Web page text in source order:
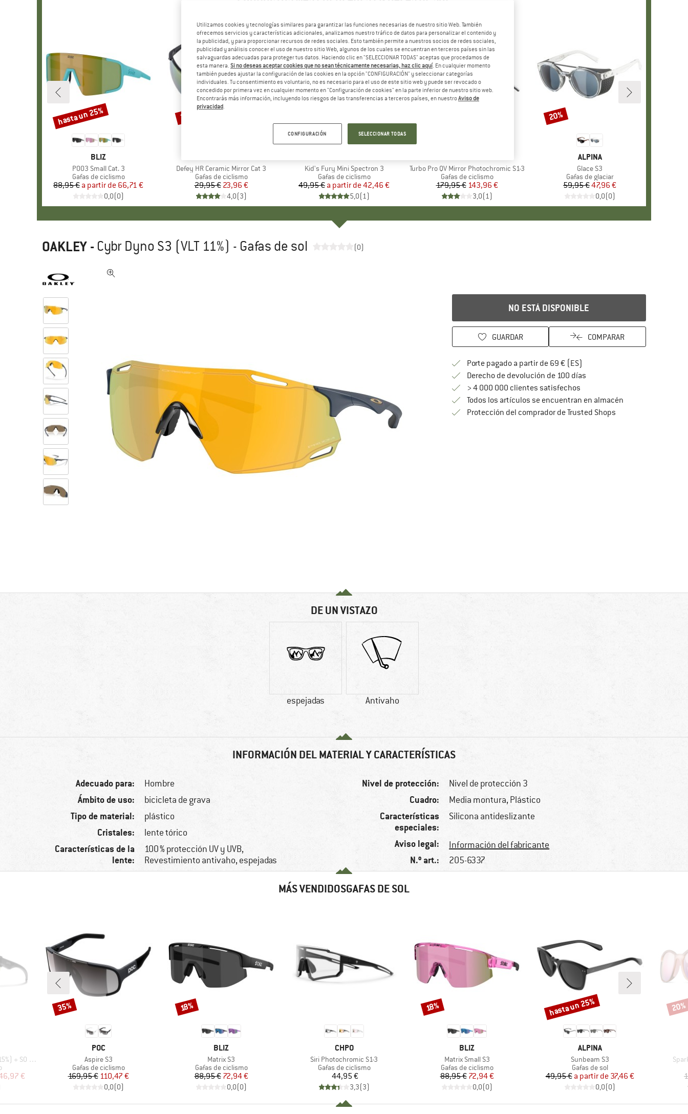
MARCA
BLIZ
Artículo
P003 Small Cat. 3
Product group
Gafas de ciclismo
Precio
88,95 € Precio reducido
a partir de 66,71 €
0,0(0)
Descuento
hasta un 25%
Artículo
Defey HR Ceramic Mirror Cat 3
Product group
Gafas de ciclismo
Precio
29,95 €Precio reducido
23,96 €
4,0(3)
Descuento
20%
Artículo
Kid's Fury Mini Spectron 3
Product group
Gafas de ciclismo
Precio
49,95 € Precio reducido
a partir de42,46 €
5,0(1)
Artículo
Turbo Pro QV Mirror Photochromic S1-3
Product group
Gafas de ciclismo
Precio
179,95 € Precio reducido
143,96 €
3,0(1)
MARCA
ALPINA
Artículo
Glace S3
Product group
Gafas de glaciar
Precio
59,95 €Precio reducido
47,96 €
0,0(0)
Descuento
20%
OAKLEY - Cybr Dyno S3 (VLT 11%) - Gafas de sol (0)
NO ESTÁ DISPONIBLE
GUARDAR COMPARAR
Porte pagado a partir de 69 € (ES)
Derecho de devolución de 100 díasvaya a la política de
> 4 000 000 clientes satisfechos
Todos los artículos se encuentran en almacén
Protección del comprador de Trusted Shops¡toda la información
DE UN VISTAZO
espejadas Antivaho
INFORMACIÓN DEL MATERIAL Y CARACTERÍSTICAS
Adecuado para: Hombre
Ámbito de uso: bicicleta de grava
Tipo de material: plástico
Cristales: lente tórico
Características de la
lente:
100 % protección UV y UVB,
Revestimiento antivaho, espejadas
Nivel de protección: Nivel de protección 3
Cuadro: Media montura, Plástico
Características
especiales:
Silicona antideslizante
Aviso legal: Información del fabricante
N.º art.: 205-6337
MÁS VENDIDOSGAFAS DE SOL
(VLT 90%)
€
MARCA
POC
Artículo
Aspire S3
Product group
Gafas de ciclismo
Precio
169,95 €Precio reducido
110,47 €
0,0(0)
Descuento
35%
MARCA
BLIZ
Artículo
Matrix S3
Product group
Gafas de ciclismo
Precio
88,95 €Precio reducido
72,94 €
0,0(0)
Descuento
18%
MARCA
CHPO
Artículo
Siri Photochromic S1-3
Product group
Gafas de ciclismo
Precio
44,95 €
3,3(3)
MARCA
BLIZ
Artículo
Matrix Small S3
Product group
Gafas de ciclismo
Precio
88,95 €Precio reducido
72,94 €
0,0(0)
Descuento
18%
MARCA
ALPINA
Artículo
Sunbeam S3
Product group
Gafas de sol
Precio
49,95 € Precio reducido
a partir de 37,46 €
0,0(0)
Descuento
hasta un 25% 20%
Utilizamos cookies y tecnologías similares para garantizar las funciones necesarias de nuestro sitio Web. También
ofrecemos servicios y características adicionales, analizamos nuestro tráfico de datos para personalizar el contenido y
la publicidad, y para proporcionar recursos de redes sociales. Esto también permite a nuestros socios de redes sociales,
publicidad y análisis conocer el uso de nuestro sitio Web, algunos de los cuales se encuentran en terceros países sin las
salvaguardas adecuadas para proteger tus datos. Haciendo clic en "SELECCIONAR TODAS" aceptas que procedamos de
esta manera. Si no deseas aceptar cookies que no sean técnicamente necesarias, haz clic aquí. En cualquier momento
también puedes ajustar la configuración de las cookies en la opción "CONFIGURACIÓN" y seleccionar categorías
individuales. Tu consentimiento es voluntario, no es necesario para el uso de este sitio web y puede ser revocado o
concedido por primera vez en cualquier momento en "Configuración de cookies" en la parte inferior de nuestro sitio web.
Encontrarás más información, incluyendo los riesgos de las transferencias a terceros países, en nuestroAviso de
privacidad.
CONFIGURACIÓN SELECCIONAR TODAS